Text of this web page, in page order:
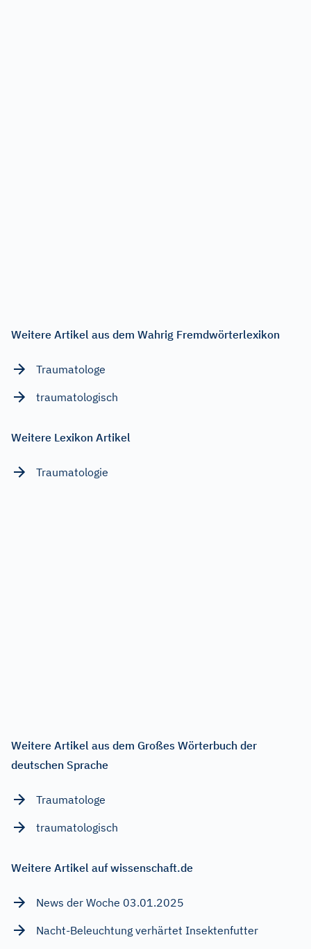
Weitere Artikel aus dem Wahrig Fremdwörterlexikon
Traumatologe
traumatologisch
Weitere Lexikon Artikel
Traumatologie
Weitere Artikel aus dem Großes Wörterbuch der
deutschen Sprache
Traumatologe
traumatologisch
Weitere Artikel auf wissenschaft.de
News der Woche 03.01.2025
Nacht-Beleuchtung verhärtet Insektenfutter